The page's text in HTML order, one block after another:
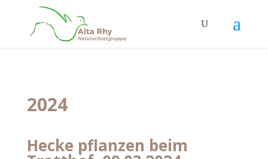
2024
Hecke pflanzen beim